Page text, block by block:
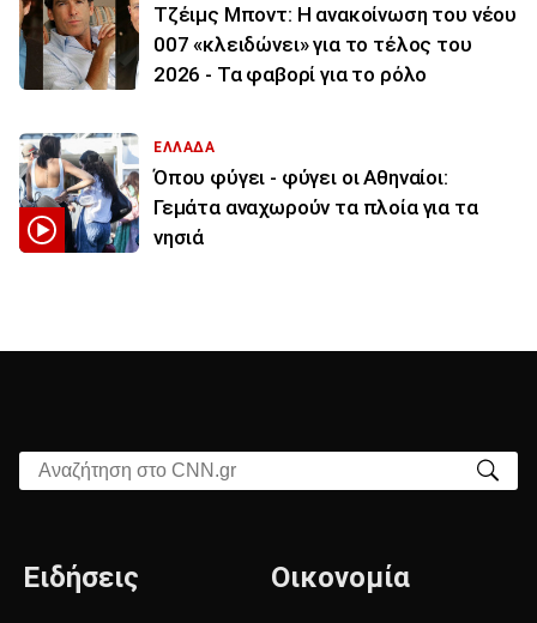
Τζέιμς Μποντ: Η ανακοίνωση του νέου
007 «κλειδώνει» για το τέλος του
2026 - Τα φαβορί για το ρόλο
ΕΛΛΑΔΑ
Όπου φύγει - φύγει οι Αθηναίοι:
Γεμάτα αναχωρούν τα πλοία για τα
νησιά
Αναζήτηση στο CNN.gr
Ειδήσεις Οικονομία